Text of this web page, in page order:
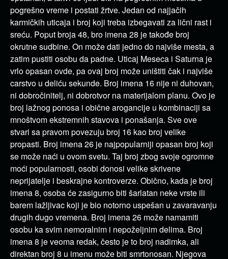
pogrešno vreme i postati žrtve. Jedan od najjačih
karmičkih uticaja i broj koji treba izbegavati za lični rast i
sreću. Poput broja 48, bro imena 28 je takođe broj
okrutne sudbine. On može dati jedno do najviše mesta, a
zatim pustiti osobu da padne. Uticaj Meseca i Saturna je
vrlo opasan ovde, pa ovaj broj može uništiti čak i najviše
carstvo u deliću sekunde. Broj imena 16 nije ni duhovan,
ni dobročinitelj, ni dobrotvor na materijalom planu. Ovo je
broj lažnog ponosa i obične arogancije u kombinaciji sa
mnoštvom ekstremnih stavova i ponašanja. Sve ove
stvari sa pravom povezuju broj 16 kao broj velike
propasti. Broj imena 26 je najpopularniji opasan broj koji
se može naći u ovom svetu. Taj broj zbog svoje ogromne
moći popularnosti, osobi donosi velike skrivene
neprijatelje i beskrajne kontroverze. Obično, kada je broj
imena 8, osoba će zasigurno biti šarlatan neke vrste ili
barem lažljivac koji je bio notorno uspešan u zavaravanju
drugih dugo vremena. Broj imena 26 može namamiti
osobu ka svim nemoralnim i nepoželjnim delima. Broj
imena 8 je veoma redak, često je to broj nadimka, ali
direktan broj 8 u imenu može biti smrtonosan. Njegova